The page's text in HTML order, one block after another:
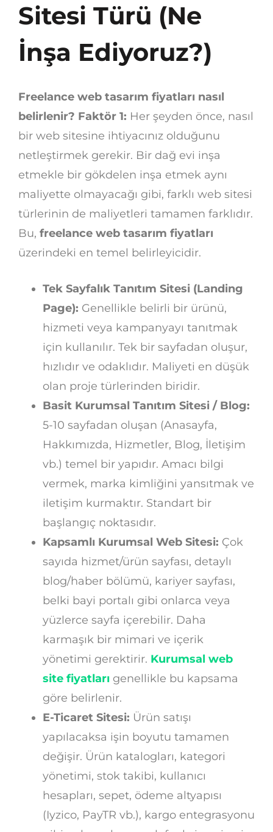
Sitesi Türü (Ne
İnşa Ediyoruz?)
Freelance web tasarım fiyatları nasıl
belirlenir? Faktör 1: Her şeyden önce, nasıl
bir web sitesine ihtiyacınız olduğunu
netleştirmek gerekir. Bir dağ evi inşa
etmekle bir gökdelen inşa etmek aynı
maliyette olmayacağı gibi, farklı web sitesi
türlerinin de maliyetleri tamamen farklıdır.
Bu, freelance web tasarım fiyatları
üzerindeki en temel belirleyicidir.
Tek Sayfalık Tanıtım Sitesi (Landing
Page): Genellikle belirli bir ürünü,
hizmeti veya kampanyayı tanıtmak
için kullanılır. Tek bir sayfadan oluşur,
hızlıdır ve odaklıdır. Maliyeti en düşük
olan proje türlerinden biridir.
Basit Kurumsal Tanıtım Sitesi / Blog:
5-10 sayfadan oluşan (Anasayfa,
Hakkımızda, Hizmetler, Blog, İletişim
vb.) temel bir yapıdır. Amacı bilgi
vermek, marka kimliğini yansıtmak ve
iletişim kurmaktır. Standart bir
başlangıç noktasıdır.
Kapsamlı Kurumsal Web Sitesi: Çok
sayıda hizmet/ürün sayfası, detaylı
blog/haber bölümü, kariyer sayfası,
belki bayi portalı gibi onlarca veya
yüzlerce sayfa içerebilir. Daha
karmaşık bir mimari ve içerik
yönetimi gerektirir. Kurumsal web
site fiyatları genellikle bu kapsama
göre belirlenir.
E-Ticaret Sitesi: Ürün satışı
yapılacaksa işin boyutu tamamen
değişir. Ürün katalogları, kategori
yönetimi, stok takibi, kullanıcı
hesapları, sepet, ödeme altyapısı
(Iyzico, PayTR vb.), kargo entegrasyonu